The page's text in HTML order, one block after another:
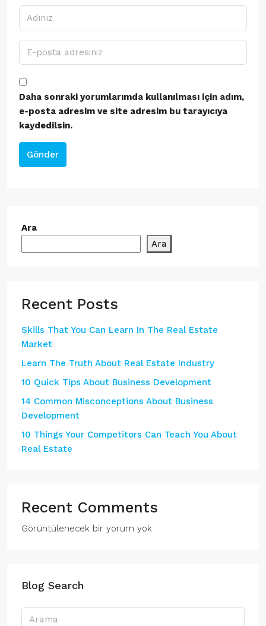
Daha sonraki yorumlarımda kullanılması için adım,
e-posta adresim ve site adresim bu tarayıcıya
kaydedilsin.
Gönder
Ara
Ara
Recent Posts
Skills That You Can Learn In The Real Estate
Market
Learn The Truth About Real Estate Industry
10 Quick Tips About Business Development
14 Common Misconceptions About Business
Development
10 Things Your Competitors Can Teach You About
Real Estate
Recent Comments
Görüntülenecek bir yorum yok.
Blog Search